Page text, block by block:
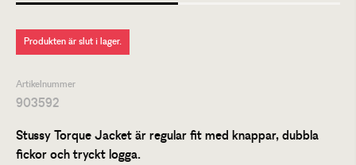
Produkten är slut i lager.
Artikelnummer
903592
Stussy Torque Jacket är regular fit med knappar, dubbla
fickor och tryckt logga.